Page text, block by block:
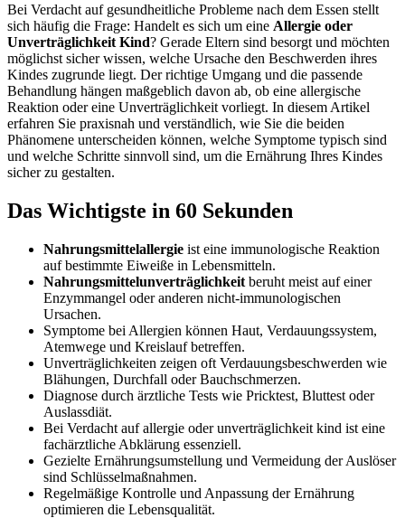
Bei Verdacht auf gesundheitliche Probleme nach dem Essen stellt
sich häufig die Frage: Handelt es sich um eine Allergie oder
Unverträglichkeit Kind? Gerade Eltern sind besorgt und möchten
möglichst sicher wissen, welche Ursache den Beschwerden ihres
Kindes zugrunde liegt. Der richtige Umgang und die passende
Behandlung hängen maßgeblich davon ab, ob eine allergische
Reaktion oder eine Unverträglichkeit vorliegt. In diesem Artikel
erfahren Sie praxisnah und verständlich, wie Sie die beiden
Phänomene unterscheiden können, welche Symptome typisch sind
und welche Schritte sinnvoll sind, um die Ernährung Ihres Kindes
sicher zu gestalten.
Das Wichtigste in 60 Sekunden
Nahrungsmittelallergie ist eine immunologische Reaktion
auf bestimmte Eiweiße in Lebensmitteln.
Nahrungsmittelunverträglichkeit beruht meist auf einer
Enzymmangel oder anderen nicht-immunologischen
Ursachen.
Symptome bei Allergien können Haut, Verdauungssystem,
Atemwege und Kreislauf betreffen.
Unverträglichkeiten zeigen oft Verdauungsbeschwerden wie
Blähungen, Durchfall oder Bauchschmerzen.
Diagnose durch ärztliche Tests wie Pricktest, Bluttest oder
Auslassdiät.
Bei Verdacht auf allergie oder unverträglichkeit kind ist eine
fachärztliche Abklärung essenziell.
Gezielte Ernährungsumstellung und Vermeidung der Auslöser
sind Schlüsselmaßnahmen.
Regelmäßige Kontrolle und Anpassung der Ernährung
optimieren die Lebensqualität.